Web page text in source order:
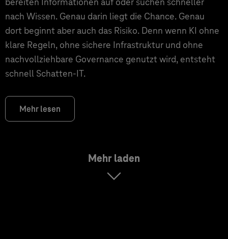
nach Wissen. Genau darin liegt die Chance. Genau
dort beginnt aber auch das Risiko. Denn wenn KI ohne
klare Regeln, ohne sichere Infrastruktur und ohne
nachvollziehbare Governance genutzt wird, entsteht
schnell Schatten-IT.
Mehr lesen
Mehr laden